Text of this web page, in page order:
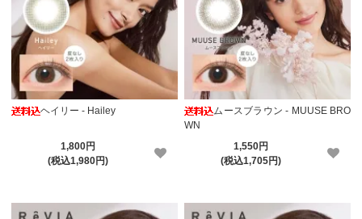
ヘイリー - Hailey
1,800円
(税込1,980円)
ムースブラウン - MUUSE BRO
WN
1,550円
(税込1,705円)